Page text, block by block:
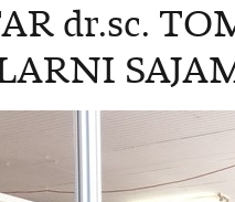
dr.sc.